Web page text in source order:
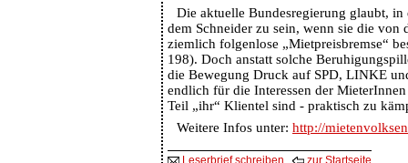
Die aktuelle Bundesregierung glaubt, in
dem Schneider zu sein, wenn sie die von
ziemlich folgenlose „Mietpreisbremse“
198). Doch anstatt solche
die Bewegung Druck auf SPD, LINKE
endlich für die Interessen der
Teil „ihr“ Klientel sind - praktisch zu
Weitere Infos unter: http://